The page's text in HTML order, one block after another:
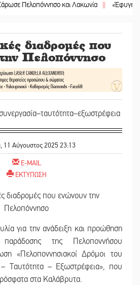
και Λακωνία || «Έφυγε» ένας
διαδρομές που
Πελοπόννησο
11 Αύγουστος 2025 23:13
E-MAIL
ΕΚΤΥΠΩΣΗ
για την ανάδειξη και προώθηση
της Πελοποννήσου
«Πελοποννησιακοί Δρόμοι του
Ταυτότητα – Εξωστρέφεια», που
στα Καλάβρυτα.